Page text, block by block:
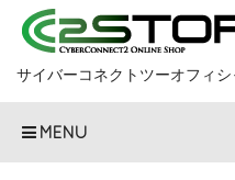
サイバーコネクトツーオフィ
MENU